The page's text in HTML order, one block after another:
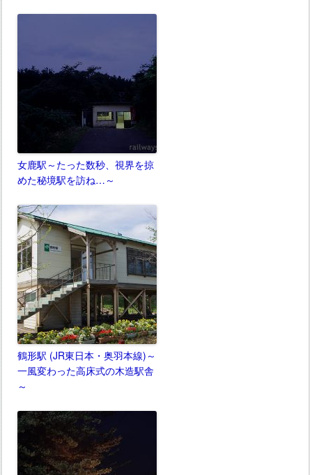
女鹿駅～たった数秒、視界を掠
めた秘境駅を訪ね…～
鶴形駅 (JR東日本・奥羽本線)～
一風変わった高床式の木造駅舎
～